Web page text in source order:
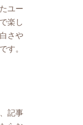
ユー
楽し
さや
す。
記事